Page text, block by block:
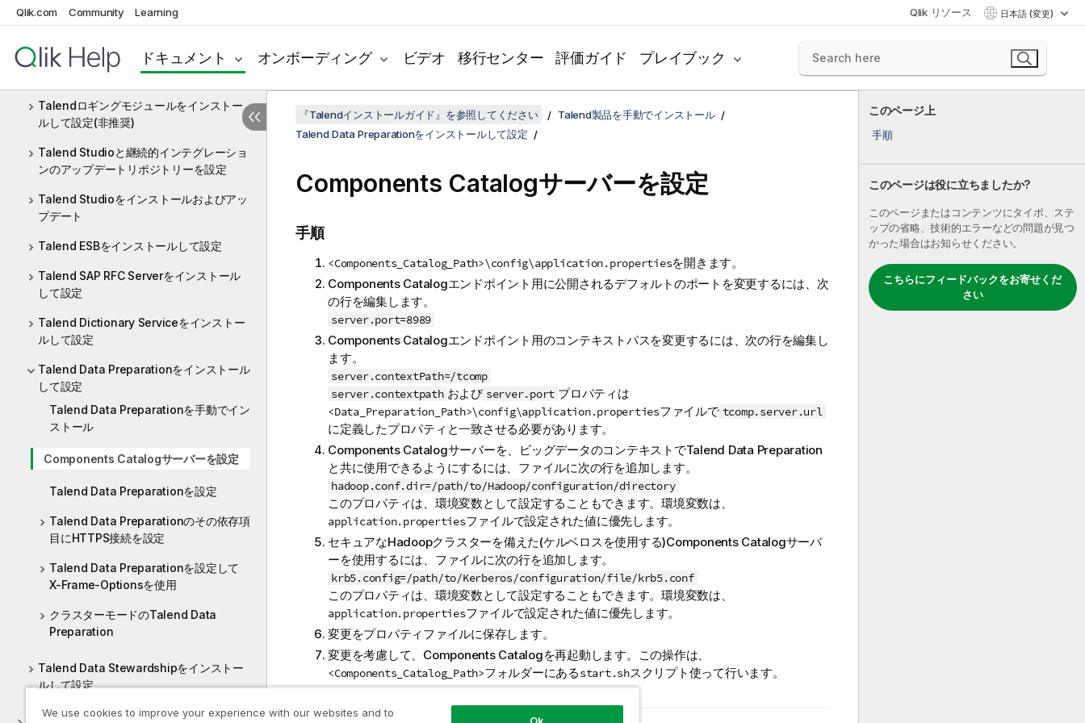
Qlik.com Community Learning Qlik リソース 日本語 (変更)
ドキュメント オンボーディング ビデオ 移行センター 評価ガイド プレイブック
Talend JobServerをインストールして設
定
Talend Runtimeをインストール
Talendロギングモジュールをインストー
ルして設定(非推奨)
Talend Studioと継続的インテグレーショ
ンのアップデートリポジトリーを設定
Talend Studioをインストールおよびアッ
プデート
Talend ESBをインストールして設定
Talend SAP RFC Serverをインストール
して設定
Talend Dictionary Serviceをインストー
ルして設定
Talend Data Preparationをインストール
して設定
Talend Data Preparationを手動でイン
ストール
Components Catalogサーバーを設定
Talend Data Preparationを設定
Talend Data Preparationのその依存項
目にHTTPS接続を設定
Talend Data Preparationを設定して
X-Frame-Optionsを使用
クラスターモードのTalend Data
Preparation
Talend Data Stewardshipをインストー
ルして設定
このページ上
手順
このページは役に立ちましたか?
このページまたはコンテンツにタイポ、ステ
ップの省略、技術的エラーなどの問題が見つ
かった場合はお知らせください。
こちらにフィードバックをお寄せくだ
さい
『Talendインストールガイド』を参照してください
Talend製品を手動でインストール
Talend Data Preparationをインストールして設定
Components Catalogサーバーを設定
手順
<Components_Catalog_Path>\config\application.propertiesを開きます。
Components Catalogエンドポイント用に公開されるデフォルトのポートを変更するには、次
の行を編集します。
server.port=8989
Components Catalogエンドポイント用のコンテキストパスを変更するには、次の行を編集し
ます。
server.contextPath=/tcomp
server.contextpath および server.port プロパティは
<Data_Preparation_Path>\config\application.propertiesファイルで tcomp.server.url
に定義したプロパティと一致させる必要があります。
Components Catalogサーバーを、ビッグデータのコンテキストでTalend Data Preparation
と共に使用できるようにするには、ファイルに次の行を追加します。
hadoop.conf.dir=/path/to/Hadoop/configuration/directory
このプロパティは、環境変数として設定することもできます。環境変数は、
application.propertiesファイルで設定された値に優先します。
セキュアなHadoopクラスターを備えた(ケルベロスを使用する)Components Catalogサーバ
ーを使用するには、ファイルに次の行を追加します。
krb5.config=/path/to/Kerberos/configuration/file/krb5.conf
このプロパティは、環境変数として設定することもできます。環境変数は、
application.propertiesファイルで設定された値に優先します。
変更をプロパティファイルに保存します。
変更を考慮して、 Components Catalogを再起動します。この操作は、
<Components_Catalog_Path>フォルダーにあるstart.shスクリプト使って行います。
We use cookies to improve your experience with our websites and to